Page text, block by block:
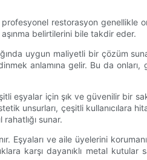
restorasyon genellikle
belirtilerini bile takdir eder.
uygun maliyetli bir çözüm
anlamına gelir. Bu da onları,
eşyalar için şık ve güvenilir bir
unsurları, çeşitli kullanıcılara
sunar.
Eşyaları ve aile üyelerini
karşı dayanıklı metal kutular